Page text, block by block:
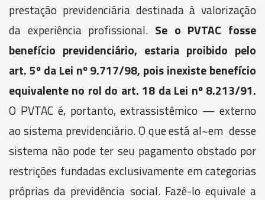
prestação previdenciária destinada à valorização
da experiência profissional. Se o PVTAC fosse
benefício previdenciário, estaria proibido pelo
art. 5º da Lei nº 9.717/98, pois inexiste benefício
equivalente no rol do art. 18 da Lei nº 8.213/91.
O PVTAC é, portanto, extrassistêmico — externo
ao sistema previdenciário. O que está al~em desse
sistema não pode ter seu pagamento obstado por
restrições fundadas exclusivamente em categorias
próprias da previdência social. Fazê-lo equivale a